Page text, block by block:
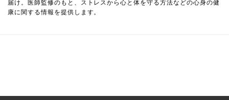
届け。医師監修のもと、ストレスから心と体を守る方法などの心身の健
康に関する情報を提供します。